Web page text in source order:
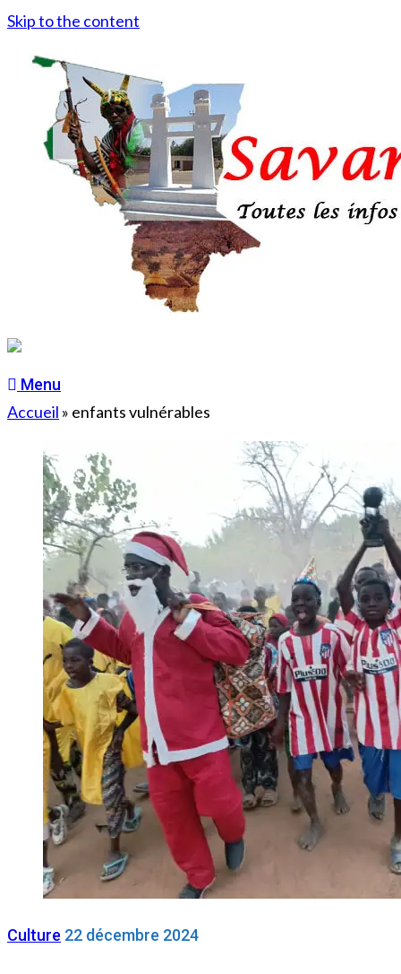
Skip to the content
Menu
Accueil » enfants vulnérables
Culture 22 décembre 2024